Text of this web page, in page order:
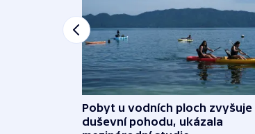
Pobyt u vodních ploch zvyšuje
duševní pohodu, ukázala